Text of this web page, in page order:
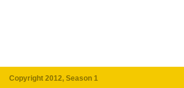
Copyright 2012, Season 1